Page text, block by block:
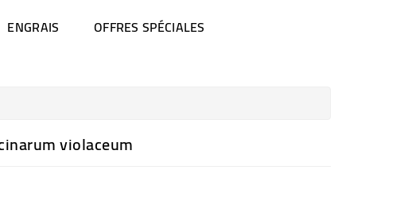
ENGRAIS
OFFRES SPÉCIALES
violaceum